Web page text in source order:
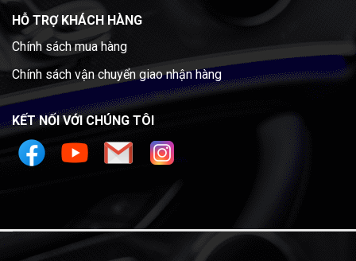
HỖ TRỢ KHÁCH HÀNG
Chính sách mua hàng
Chính sách vận chuyển giao nhận hàng
KẾT NỐI VỚI CHÚNG TÔI